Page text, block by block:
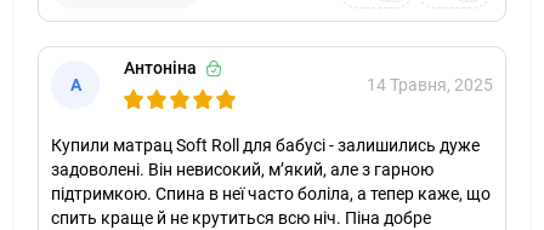
А
Антоніна
14 Травня, 2025
Купили матрац Soft Roll для бабусі - залишились дуже
задоволені. Він невисокий, м’який, але з гарною
підтримкою. Спина в неї часто боліла, а тепер каже, що
спить краще й не крутиться всю ніч. Піна добре